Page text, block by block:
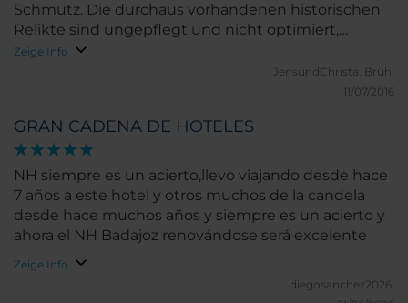
Schmutz. Die durchaus vorhandenen historischen
Relikte sind ungepflegt und nicht optimiert,
schade. Nur als Durchreisestation zu empfehlen,
oder direkt bis Caceres durchfahren und dort in das
Zeige Info
JensundChrista. Brühl
11/07/2016
GRAN CADENA DE HOTELES
NH siempre es un acierto,llevo viajando desde hace
7 años a este hotel y otros muchos de la candela
desde hace muchos años y siempre es un acierto y
ahora el NH Badajoz renovándose será excelente
Zeige Info
diegosanchez2026.